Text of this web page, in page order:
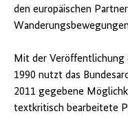
den europäischen
Mit der Veröffentlichung
1990 nutzt das
2011 gegebene
textkritisch bearbeitete